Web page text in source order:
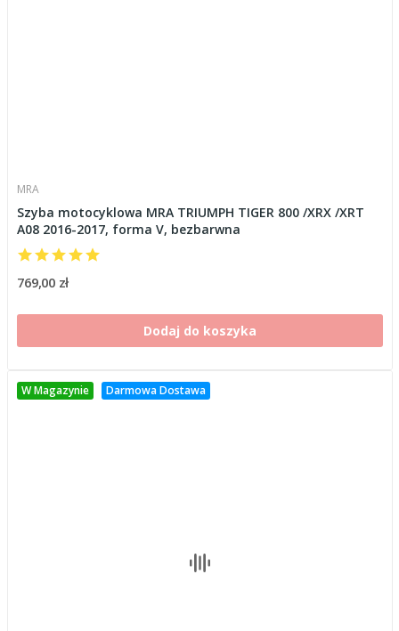
MRA
Szyba motocyklowa MRA TRIUMPH TIGER 800 /XRX /XRT
A08 2016-2017, forma V, bezbarwna
769,00 zł
Dodaj do koszyka
W Magazynie Darmowa Dostawa